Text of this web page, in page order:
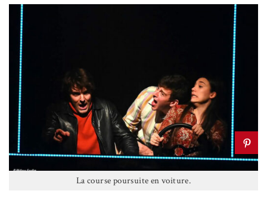
La course poursuite en voiture.